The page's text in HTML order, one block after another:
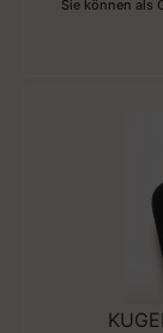
Sie können als